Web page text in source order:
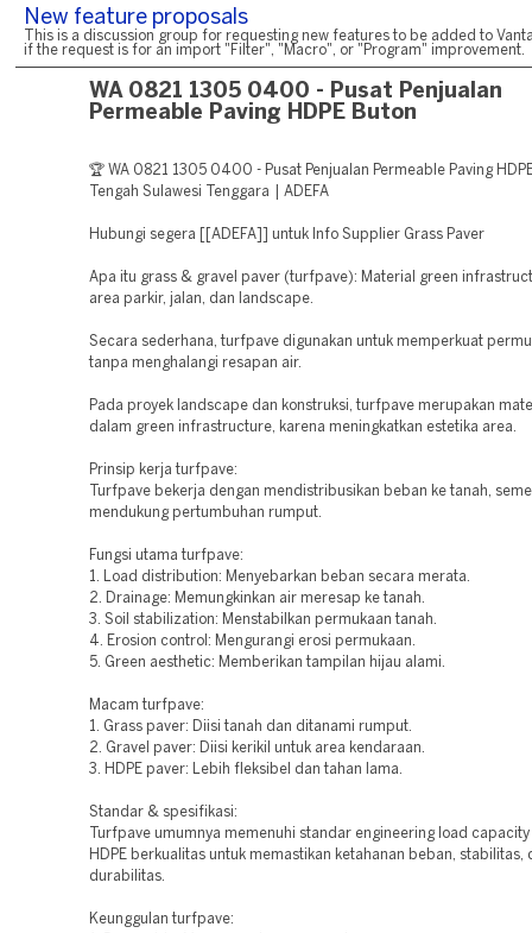
New feature proposals
This is a discussion group for requesting new features to be added to
if the request is for an import "Filter", "Macro", or "Program" improvement.
WA 0821 1305 0400 - Pusat Penjualan
Permeable Paving HDPE Buton
🏆 WA 0821 1305 0400 - Pusat Penjualan Permeable Paving
Tengah Sulawesi Tenggara | ADEFA
Hubungi segera [[ADEFA]] untuk Info Supplier Grass Paver
Apa itu grass & gravel paver (turfpave): Material green
area parkir, jalan, dan landscape.
Secara sederhana, turfpave digunakan untuk memperkuat
tanpa menghalangi resapan air.
Pada proyek landscape dan konstruksi, turfpave merupakan
dalam green infrastructure, karena meningkatkan estetika area.
Prinsip kerja turfpave:
Turfpave bekerja dengan mendistribusikan beban ke tanah,
mendukung pertumbuhan rumput.
Fungsi utama turfpave:
1. Load distribution: Menyebarkan beban secara merata.
2. Drainage: Memungkinkan air meresap ke tanah.
3. Soil stabilization: Menstabilkan permukaan tanah.
4. Erosion control: Mengurangi erosi permukaan.
5. Green aesthetic: Memberikan tampilan hijau alami.
Macam turfpave:
1. Grass paver: Diisi tanah dan ditanami rumput.
2. Gravel paver: Diisi kerikil untuk area kendaraan.
3. HDPE paver: Lebih fleksibel dan tahan lama.
Standar & spesifikasi:
Turfpave umumnya memenuhi standar engineering load
HDPE berkualitas untuk memastikan ketahanan beban, stabilitas,
durabilitas.
Keunggulan turfpave: